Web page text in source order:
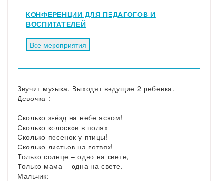
КОНФЕРЕНЦИИ ДЛЯ ПЕДАГОГОВ И
ВОСПИТАТЕЛЕЙ
Звучит музыка. Выходят ведущие 2 ребенка.
Девочка :
Сколько звёзд на небе ясном!
Сколько колосков в полях!
Сколько песенок у птицы!
Сколько листьев на ветвях!
Только солнце – одно на свете,
Только мама – одна на свете.
Мальчик: